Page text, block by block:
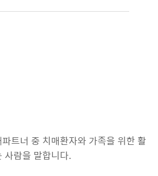
트너 중 치매환자와 가족을 위한 활
사람을 말합니다.